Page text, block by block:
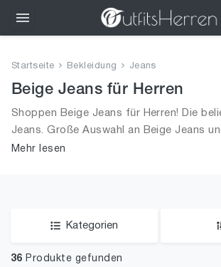
Bekleidung
Wäsche
Schuhe
Startseite Bekleidung Jeans
Beige Jeans für Herren
Shoppen Beige Jeans für Herren! Die
Jeans. Große Auswahl an Beige Jeans
aus 2026 für Männer!
Mehr lesen
Kategorien
36 Produkte gefunden